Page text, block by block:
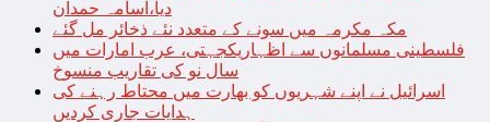
دیا،اسامہ حمدان
مکہ مکرمہ میں سونے کے متعدد نئے ذخائر مل گئے
فلسطینی مسلمانوں سے اظہاریکجہتی، عرب امارات میں
سال نو کی تقاریب منسوخ
اسرائیل نے اپنے شہریوں کو بھارت میں محتاط رہنے کی
ہدایات جاری کردیں